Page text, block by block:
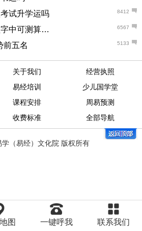
8412
试升学运吗
6567
读书运学业运从生辰八字中可测算出来吗
5133
前五名
关于我们
经营执照
易经培训
少儿国学堂
课程安排
周易预测
收费标准 全部导航
学（易经）文化院 版权所有
图 一键呼我 联系我们